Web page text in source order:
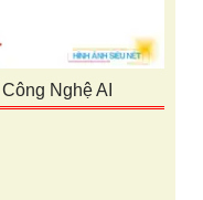
Nghệ AI